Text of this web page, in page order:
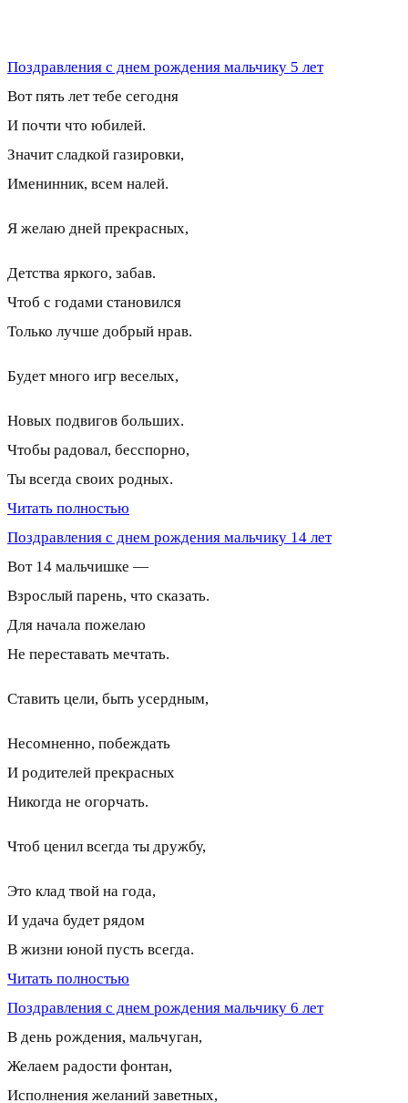
Поздравления с днем рождения мальчику 5 лет
Вот пять лет тебе сегодня
И почти что юбилей.
Значит сладкой газировки,
Именинник, всем налей.
Я желаю дней прекрасных,
Детства яркого, забав.
Чтоб с годами становился
Только лучше добрый нрав.
Будет много игр веселых,
Новых подвигов больших.
Чтобы радовал, бесспорно,
Ты всегда своих родных.
Читать полностью
Поздравления с днем рождения мальчику 14 лет
Вот 14 мальчишке —
Взрослый парень, что сказать.
Для начала пожелаю
Не переставать мечтать.
Ставить цели, быть усердным,
Несомненно, побеждать
И родителей прекрасных
Никогда не огорчать.
Чтоб ценил всегда ты дружбу,
Это клад твой на года,
И удача будет рядом
В жизни юной пусть всегда.
Читать полностью
Поздравления с днем рождения мальчику 6 лет
В день рождения, мальчуган,
Желаем радости фонтан,
Исполнения желаний заветных,